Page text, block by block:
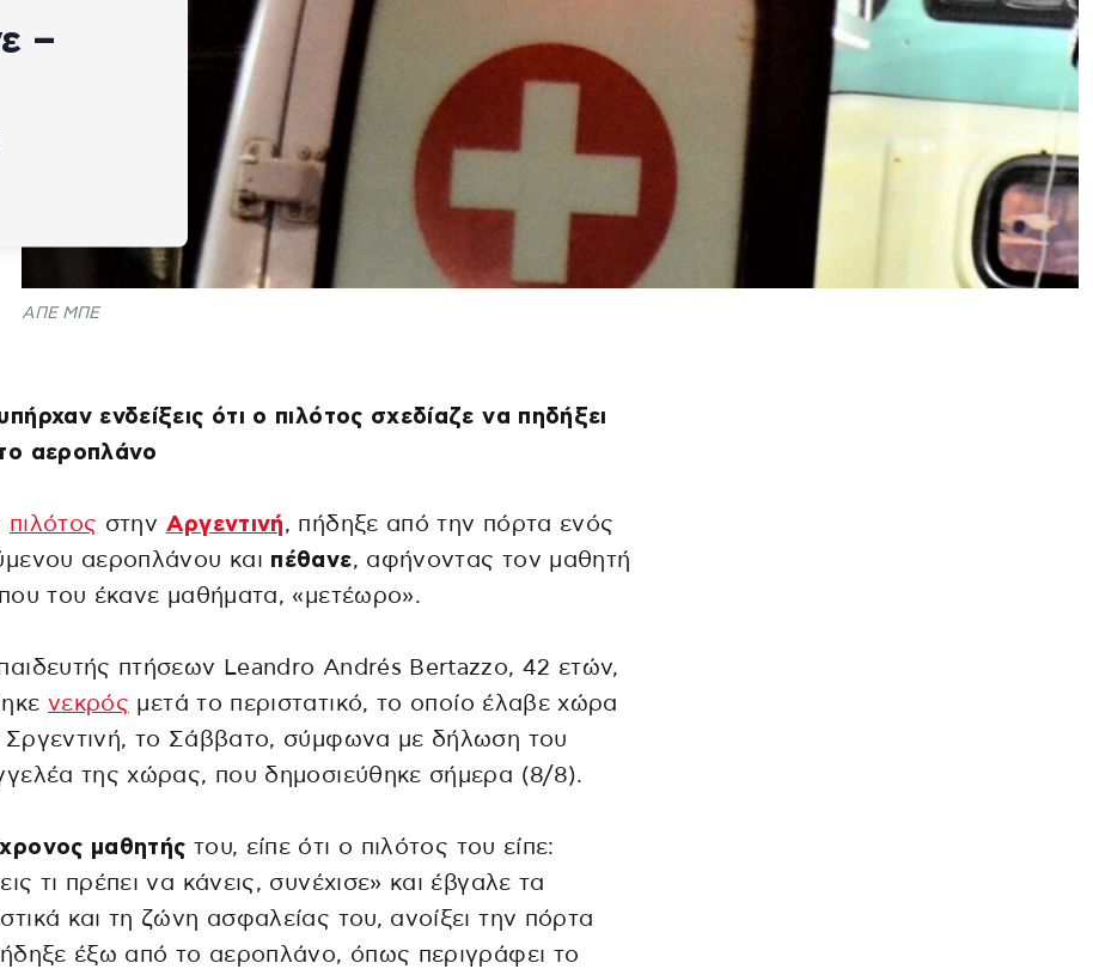
–
ΑΠΕ ΜΠΕ
ενδείξεις ότι ο πιλότος σχεδίαζε να πηδήξει
αεροπλάνο
πιλότος στην Αργεντινή, πήδηξε από την πόρτα ενός
αεροπλάνου και πέθανε, αφήνοντας τον μαθητή
του έκανε μαθήματα, «μετέωρο».
πτήσεων Leandro Andrés Bertazzo, 42 ετών,
νεκρός μετά το περιστατικό, το οποίο έλαβε χώρα
Σργεντινή, το Σάββατο, σύμφωνα με δήλωση του
της χώρας, που δημοσιεύθηκε σήμερα (8/8).
μαθητής του, είπε ότι ο πιλότος του είπε:
τι πρέπει να κάνεις, συνέχισε» και έβγαλε τα
και τη ζώνη ασφαλείας του, ανοίξει την πόρτα
έξω από το αεροπλάνο, όπως περιγράφει το